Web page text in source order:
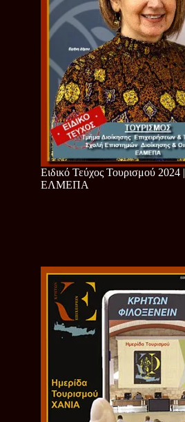
Ειδικό Τεύχος Τουρισμού 2024 |
ΕΛΜΕΠΑ